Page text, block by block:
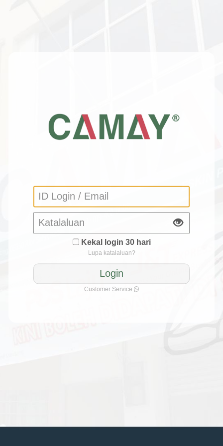
Kekal login 30 hari
Lupa katalaluan?
Customer Service